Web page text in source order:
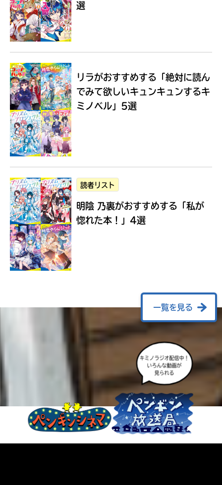
Loading...
選
リラがおすすめする 「絶対に読ん
でみて欲しいキュンキュンするキ
ミノベル」5選
読者リスト
明陰 乃裏がおすすめする 「私が
惚れた本！」4選
一覧を見る
キミノラジオ配信中！
いろんな動画が
見られる
に
エ
も
度
み
て
ね
る